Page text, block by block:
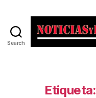
Search
Etiqueta: